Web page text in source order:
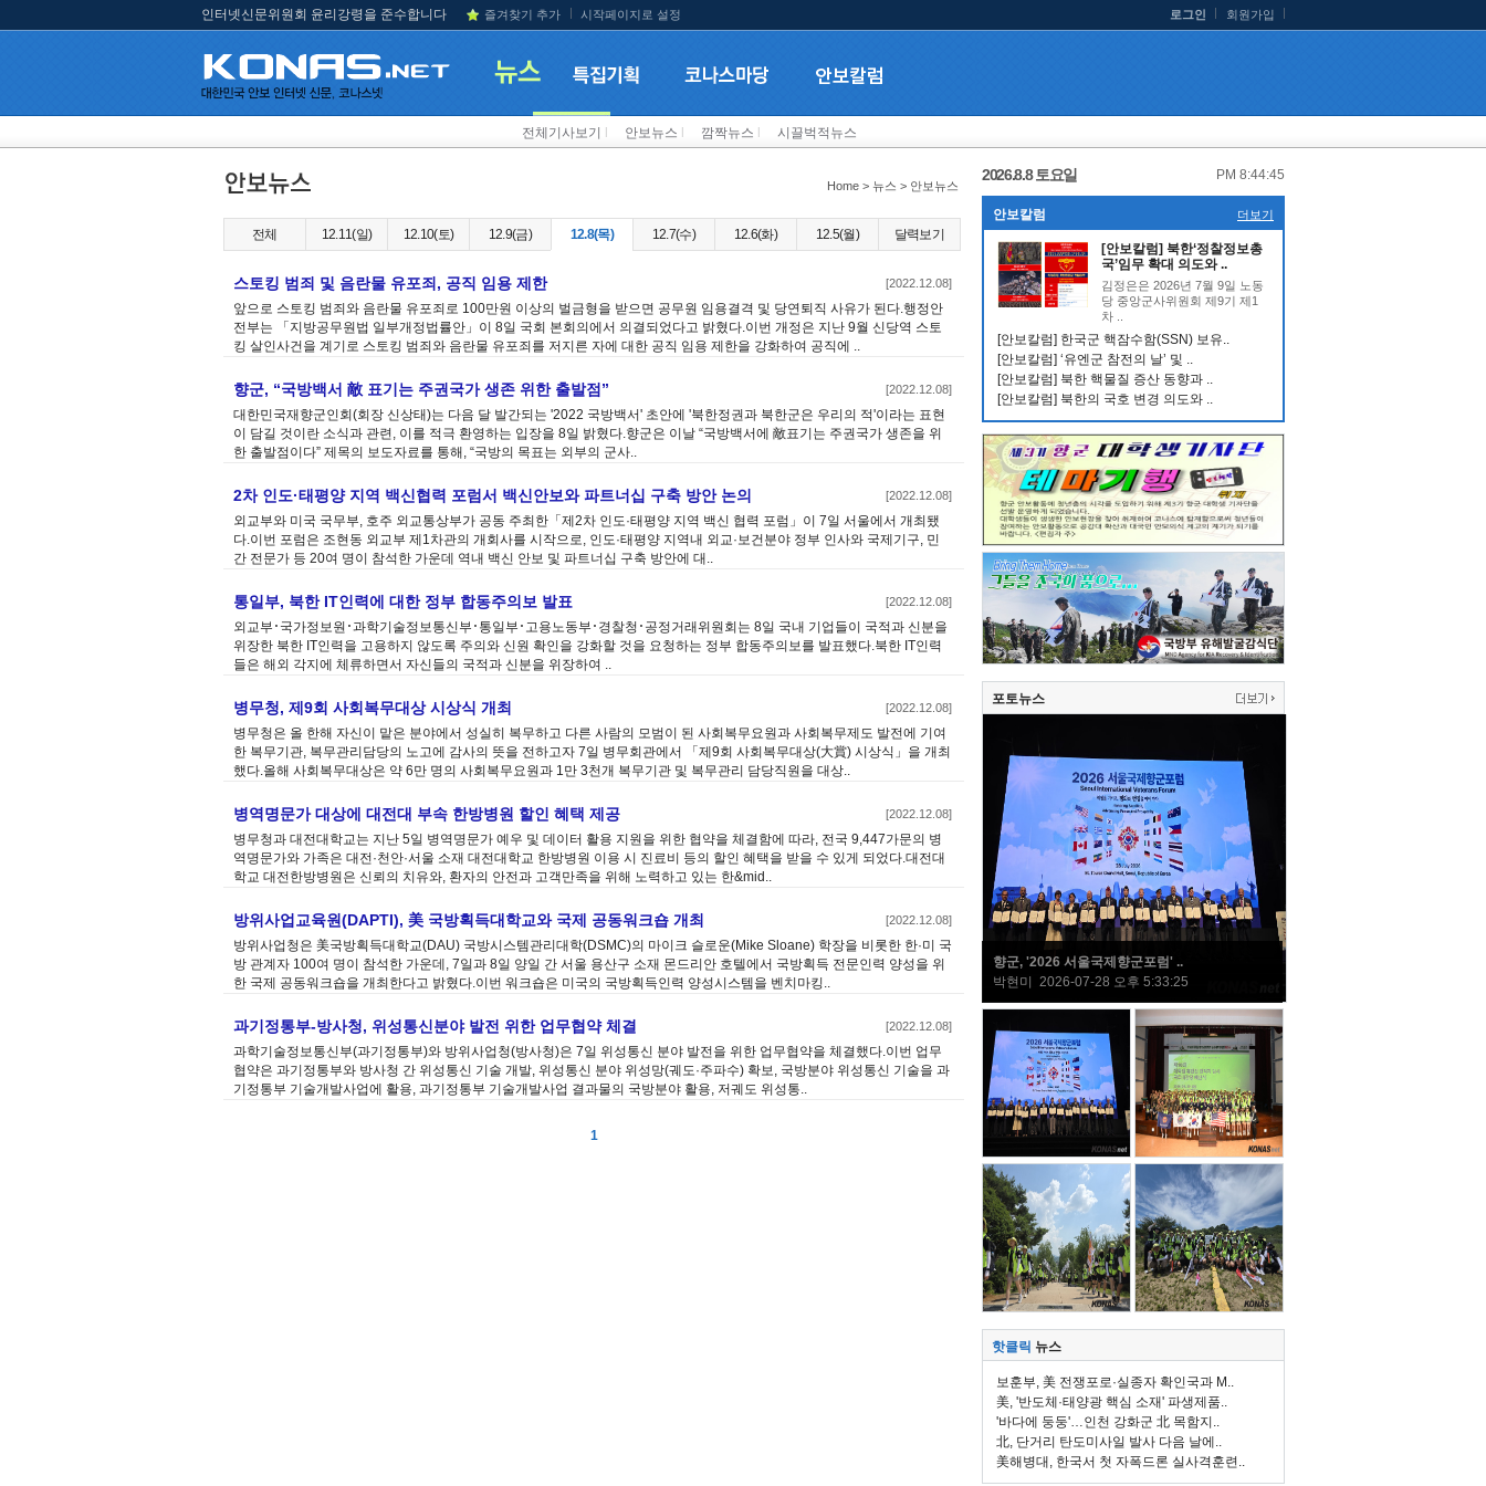
인터넷신문위원회 윤리강령을 준수합니다 즐겨찾기 추가 시작페이지로 설정 로그인 회원가입
전체기사보기 안보뉴스 깜짝뉴스 시끌벅적뉴스
Home > 뉴스 > 안보뉴스
전체 12.11(일) 12.10(토) 12.9(금) 12.8(목) 12.7(수) 12.6(화) 12.5(월) 달력보기
스토킹 범죄 및 음란물 유포죄, 공직 임용 제한 [2022.12.08]
앞으로 스토킹 범죄와 음란물 유포죄로 100만원 이상의 벌금형을 받으면 공무원 임용결격 및 당연퇴직 사유가 된다.행정안
전부는 「지방공무원법 일부개정법률안」이 8일 국회 본회의에서 의결되었다고 밝혔다.이번 개정은 지난 9월 신당역 스토
킹 살인사건을 계기로 스토킹 범죄와 음란물 유포죄를 저지른 자에 대한 공직 임용 제한을 강화하여 공직에 ..
향군, “국방백서 敵 표기는 주권국가 생존 위한 출발점” [2022.12.08]
대한민국재향군인회(회장 신상태)는 다음 달 발간되는 '2022 국방백서' 초안에 '북한정권과 북한군은 우리의 적'이라는 표현
이 담길 것이란 소식과 관련, 이를 적극 환영하는 입장을 8일 밝혔다.향군은 이날 “국방백서에 敵표기는 주권국가 생존을 위
한 출발점이다” 제목의 보도자료를 통해, “국방의 목표는 외부의 군사..
2차 인도·태평양 지역 백신협력 포럼서 백신안보와 파트너십 구축 방안 논의 [2022.12.08]
외교부와 미국 국무부, 호주 외교통상부가 공동 주최한「제2차 인도·태평양 지역 백신 협력 포럼」이 7일 서울에서 개최됐
다.이번 포럼은 조현동 외교부 제1차관의 개회사를 시작으로, 인도·태평양 지역내 외교·보건분야 정부 인사와 국제기구, 민
간 전문가 등 20여 명이 참석한 가운데 역내 백신 안보 및 파트너십 구축 방안에 대..
통일부, 북한 IT인력에 대한 정부 합동주의보 발표 [2022.12.08]
외교부･국가정보원･과학기술정보통신부･통일부･고용노동부･경찰청･공정거래위원회는 8일 국내 기업들이 국적과 신분을
위장한 북한 IT인력을 고용하지 않도록 주의와 신원 확인을 강화할 것을 요청하는 정부 합동주의보를 발표했다.북한 IT인력
들은 해외 각지에 체류하면서 자신들의 국적과 신분을 위장하여 ..
병무청, 제9회 사회복무대상 시상식 개최 [2022.12.08]
병무청은 올 한해 자신이 맡은 분야에서 성실히 복무하고 다른 사람의 모범이 된 사회복무요원과 사회복무제도 발전에 기여
한 복무기관, 복무관리담당의 노고에 감사의 뜻을 전하고자 7일 병무회관에서 「제9회 사회복무대상(大賞) 시상식」을 개최
했다.올해 사회복무대상은 약 6만 명의 사회복무요원과 1만 3천개 복무기관 및 복무관리 담당직원을 대상..
병역명문가 대상에 대전대 부속 한방병원 할인 혜택 제공 [2022.12.08]
병무청과 대전대학교는 지난 5일 병역명문가 예우 및 데이터 활용 지원을 위한 협약을 체결함에 따라, 전국 9,447가문의 병
역명문가와 가족은 대전·천안·서울 소재 대전대학교 한방병원 이용 시 진료비 등의 할인 혜택을 받을 수 있게 되었다.대전대
학교 대전한방병원은 신뢰의 치유와, 환자의 안전과 고객만족을 위해 노력하고 있는 한&mid..
방위사업교육원(DAPTI), 美 국방획득대학교와 국제 공동워크숍 개최 [2022.12.08]
방위사업청은 美국방획득대학교(DAU) 국방시스템관리대학(DSMC)의 마이크 슬로운(Mike Sloane) 학장을 비롯한 한·미 국
방 관계자 100여 명이 참석한 가운데, 7일과 8일 양일 간 서울 용산구 소재 몬드리안 호텔에서 국방획득 전문인력 양성을 위
한 국제 공동워크숍을 개최한다고 밝혔다.이번 워크숍은 미국의 국방획득인력 양성시스템을 벤치마킹..
과기정통부-방사청, 위성통신분야 발전 위한 업무협약 체결 [2022.12.08]
과학기술정보통신부(과기정통부)와 방위사업청(방사청)은 7일 위성통신 분야 발전을 위한 업무협약을 체결했다.이번 업무
협약은 과기정통부와 방사청 간 위성통신 기술 개발, 위성통신 분야 위성망(궤도·주파수) 확보, 국방분야 위성통신 기술을 과
기정통부 기술개발사업에 활용, 과기정통부 기술개발사업 결과물의 국방분야 활용, 저궤도 위성통..
1
2026.8.8 토요일 PM 8:44:45
안보칼럼 더보기
[안보칼럼] 북한‘정찰정보총
국’임무 확대 의도와 ..
김정은은 2026년 7월 9일 노동
당 중앙군사위원회 제9기 제1
차 ..
[안보칼럼] 한국군 핵잠수함(SSN) 보유..
[안보칼럼] ‘유엔군 참전의 날’ 및 ..
[안보칼럼] 북한 핵물질 증산 동향과 ..
[안보칼럼] 북한의 국호 변경 의도와 ..
포토뉴스
향군, '2026 서울국제향군포럼' ..
박현미 2026-07-28 오후 5:33:25
핫클릭 뉴스
보훈부, 美 전쟁포로·실종자 확인국과 M..
美, '반도체·태양광 핵심 소재' 파생제품..
'바다에 둥둥'…인천 강화군 北 목함지..
北, 단거리 탄도미사일 발사 다음 날에..
美해병대, 한국서 첫 자폭드론 실사격훈련..